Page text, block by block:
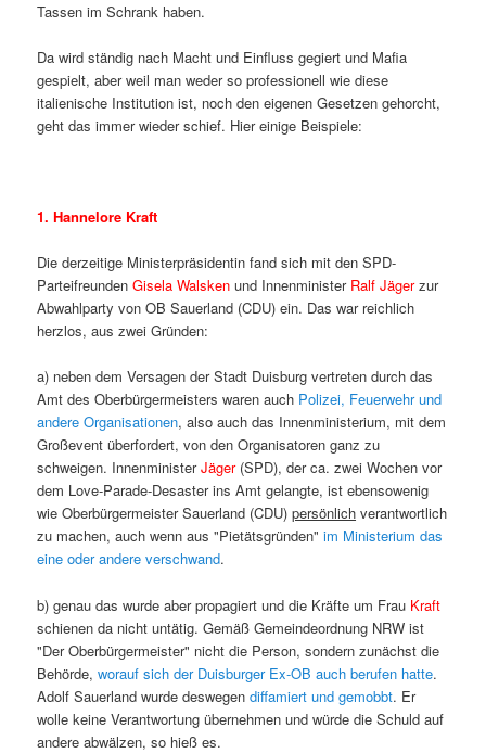
Tassen im Schrank haben.
Da wird ständig nach Macht und Einfluss gegiert und Mafia
gespielt, aber weil man weder so professionell wie diese
italienische Institution ist, noch den eigenen Gesetzen gehorcht,
geht das immer wieder schief. Hier einige Beispiele:
1. Hannelore Kraft
Die derzeitige Ministerpräsidentin fand sich mit den SPD-
ParteifreundenGisela Walsken und Innenminister Ralf Jägerzur
Abwahlparty von OB Sauerland (CDU) ein. Das war reichlich
herzlos, aus zwei Gründen:
a) neben dem Versagen der Stadt Duisburg vertreten durch das
Amt des Oberbürgermeisters waren auch Polizei, Feuerwehr und
andere Organisationen, also auch das Innenministerium, mit dem
Großevent überfordert, von den Organisatoren ganz zu
schweigen. InnenministerJäger(SPD), der ca. zwei Wochen vor
dem Love-Parade-Desaster ins Amt gelangte, ist ebensowenig
wie Oberbürgermeister Sauerland (CDU)persönlich verantwortlich
zu machen, auch wenn aus "Pietätsgründen"im Ministerium das
eine oder andere verschwand.
b) genau das wurde aber propagiert und die Kräfte um Frau Kraft
schienen da nicht untätig. Gemäß Gemeindeordnung NRW ist
"Der Oberbürgermeister" nicht die Person, sondern zunächst die
Behörde,worauf sich der Duisburger Ex-OB auch berufen hatte.
Adolf Sauerland wurde deswegendiffamiert und gemobbt. Er
wolle keine Verantwortung übernehmen und würde die Schuld auf
andere abwälzen, so hieß es.